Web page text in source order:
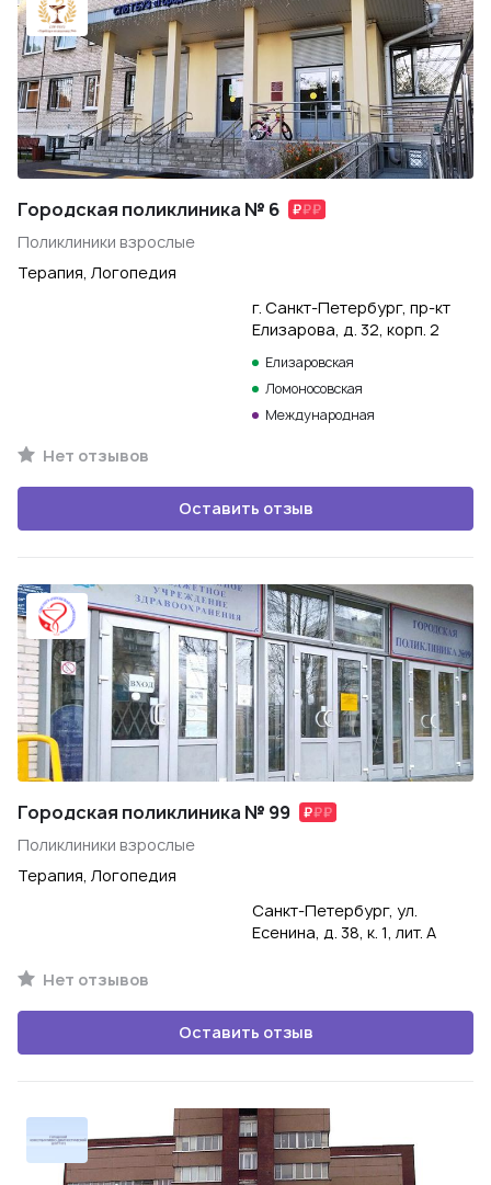
Городская поликлиника № 6
Поликлиники взрослые
Терапия, Логопедия
г. Санкт-Петербург, пр-кт
Елизарова, д. 32, корп. 2
Елизаровская
Ломоносовская
Международная
Нет отзывов
Оставить отзыв
Городская поликлиника № 99
Поликлиники взрослые
Терапия, Логопедия
Санкт-Петербург, ул.
Есенина, д. 38, к. 1, лит. А
Нет отзывов
Оставить отзыв